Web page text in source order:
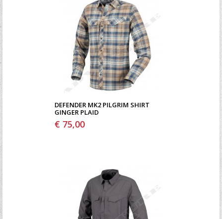
DEFENDER MK2 PILGRIM SHIRT
GINGER PLAID
€ 75,00